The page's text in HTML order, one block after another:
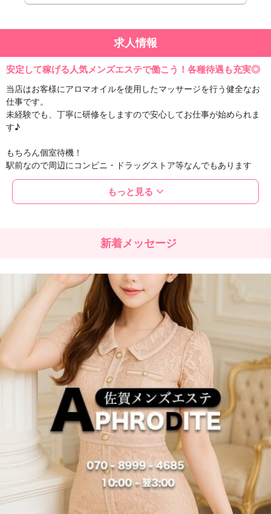
求人情報
安定して稼げる人気メンズエステで働こう！各種待遇も充実◎
当店はお客様にアロマオイルを使用したマッサージを行う健全なお
仕事です。
未経験でも、丁寧に研修をしますので安心してお仕事が始められま
す♪
もちろん個室待機！
駅前なので周辺にコンビニ・ドラッグストア等なんでもあります
お部屋も清潔に保ち、お洒落なお部屋なので、待機中も落ち着いて
快適に過ごすことが出来ますよ♪
スタッフ一同、皆様からのご連絡を心よりお待ち申しております。
■18歳～30歳位までの方（高校生は不可
■技術を身につけたい方
■お仕事で高収入を得たい方
■将来、独立・開業をお考えの方
■人を癒す仕事に興味がある方
■経験者・未経験者大歓迎
【主婦の方から学生の方までライフスタイルに合わせた環境】
■しっかりと技術を磨いて美容資格支援もあるので、今後も美容系
に関わっていきたい方の味方です。
■バック率最大65％！＋ボーナスもあります。
■長期休暇OK。
■10時～翌3時の間 （自由シフト制）
＊月に1回、2時間程度の出勤でもかまいません。
ご都合のいい時間を有効に使ってください。
■未経験でもしっかり指導します。
■８割が未経験からのスタート。
経験の有無は、一切問いません！
もっと見る
新着メッセージ